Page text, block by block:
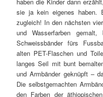
sie ja kein eigenes haben.
zugleich! In den nächsten
und Wasserfarben gemalt,
Schweissbänder fürs
alten PET-Flaschen und
langes Seil mit bunt
und Armbänder geknüpft –
Die selbstgemachten
den Farben der